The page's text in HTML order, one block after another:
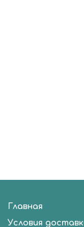
Главная
Условия